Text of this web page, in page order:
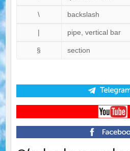
\ backslash
| pipe, vertical bar
§ section